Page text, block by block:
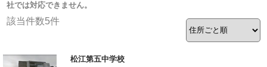
社では対応できません。
該当件数5件
松江第五中学校